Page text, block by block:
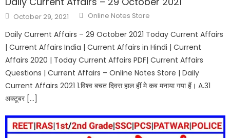
October 29, 2021 Online Notes Store
Daily Current Affairs – 29 October 2021 Today Current Affairs
| Current Affairs India | Current Affairs in Hindi | Current
Affairs 2020 | Today Current Affairs PDF| Current Affairs
Questions | Current Affairs – Online Notes Store | Daily
Current Affairs 2021 1.विश्व बचत दिवस हाल हीं मे कब मनाया गया हैं। A.31
अक्टूबर […]